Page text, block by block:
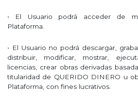
• El Usuario podrá acceder de
Plataforma.
• El Usuario no podrá descargar,
distribuir, modificar, mostrar,
licencias, crear obras derivadas
titularidad de QUERIDO DINERO u
Plataforma, con fines lucrativos.